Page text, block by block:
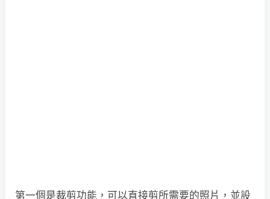
第一個是裁剪功能，可以直接剪所需要的照片，並設